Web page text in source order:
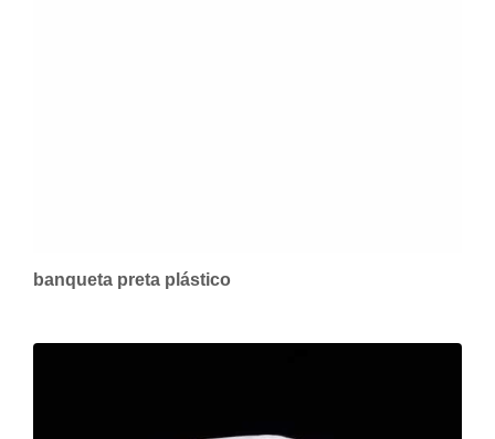
banqueta preta plástico